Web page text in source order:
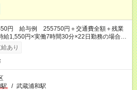
円 給与例 255750円＋交通費全額＋残業
1,550円×実働7時間30分×22日勤務の場合。
。ご経験により異なります。
あり
/ 武蔵浦和駅